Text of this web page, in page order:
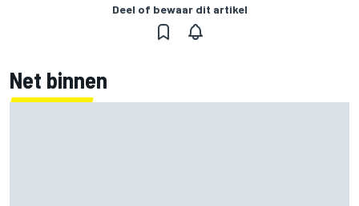
Deel of bewaar dit artikel
Net binnen